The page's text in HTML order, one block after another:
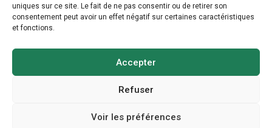
uniques sur ce site. Le fait de ne pas consentir ou de retirer son
consentement peut avoir un effet négatif sur certaines caractéristiques
et fonctions.
Accepter
Refuser
Voir les préférences
Copyright © 2025
ELBI FRANCE Tous
droits réservés.
Site web réalisé par :